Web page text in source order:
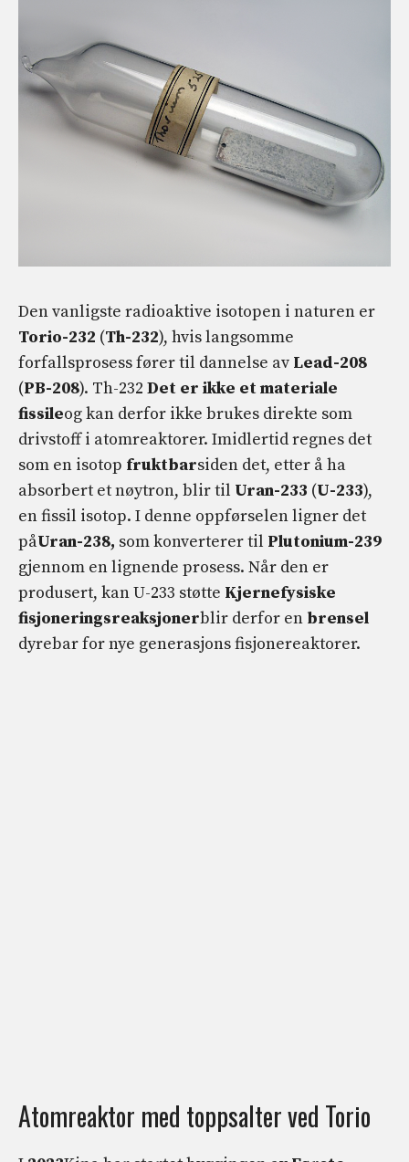
Den vanligste radioaktive isotopen i naturen er
Torio-232 (Th-232), hvis langsomme
forfallsprosess fører til dannelse av Lead-208
(PB-208). Th-232 Det er ikke et materiale
fissileog kan derfor ikke brukes direkte som
drivstoff i atomreaktorer. Imidlertid regnes det
som en isotop fruktbarsiden det, etter å ha
absorbert et nøytron, blir til Uran-233 (U-233),
en fissil isotop. I denne oppførselen ligner det
påUran-238, som konverterer til Plutonium-239
gjennom en lignende prosess. Når den er
produsert, kan U-233 støtte Kjernefysiske
fisjoneringsreaksjonerblir derfor en brensel
dyrebar for nye generasjons fisjonereaktorer.
Atomreaktor med toppsalter ved Torio